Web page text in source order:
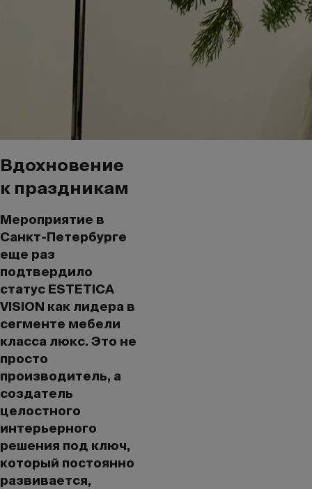
Вдохновение
к праздникам
Мероприятие в
Санкт-Петербурге
еще раз
подтвердило
статус ESTETICA
VISION как лидера в
сегменте мебели
класса люкс. Это не
просто
производитель, а
создатель
целостного
интерьерного
решения под ключ,
который постоянно
развивается,